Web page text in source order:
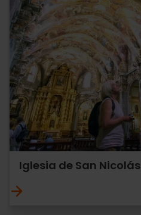
Iglesia de San Nicolás